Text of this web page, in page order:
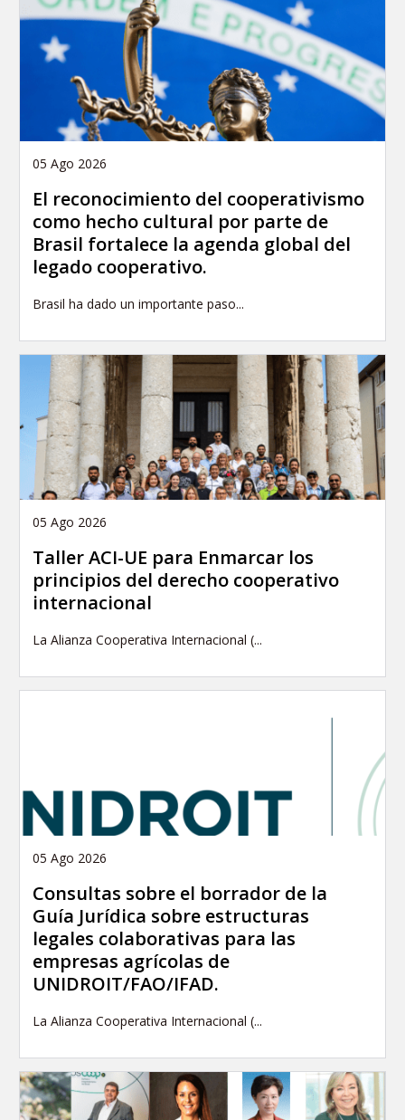
05 Ago 2026
El reconocimiento del cooperativismo
como hecho cultural por parte de
Brasil fortalece la agenda global del
legado cooperativo.
Brasil ha dado un importante paso...
05 Ago 2026
Taller ACI-UE para Enmarcar los
principios del derecho cooperativo
internacional
La Alianza Cooperativa Internacional (...
05 Ago 2026
Consultas sobre el borrador de la
Guía Jurídica sobre estructuras
legales colaborativas para las
empresas agrícolas de
UNIDROIT/FAO/IFAD.
La Alianza Cooperativa Internacional (...